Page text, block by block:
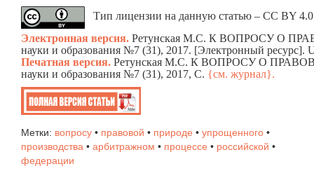
Тип лицензии на данную статью – CC BY
Электронная версия. Ретунская М.С. К ВОПРОСУ О
науки и образования №7 (31), 2017. [Электронный ресурс].
Печатная версия. Ретунская М.С. К ВОПРОСУ О
науки и образования №7 (31), 2017, C. {см. журнал}.
Метки: вопросу • правовой • природе • упрощенного •
производства • арбитражном • процессе • российской •
федерации